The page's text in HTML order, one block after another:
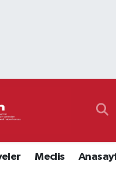
Meclis
Fikstür